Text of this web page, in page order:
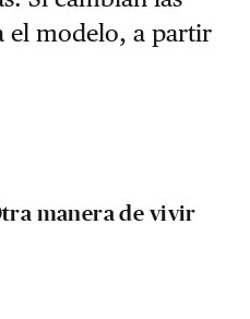
el modelo, a partir
manera de vivir